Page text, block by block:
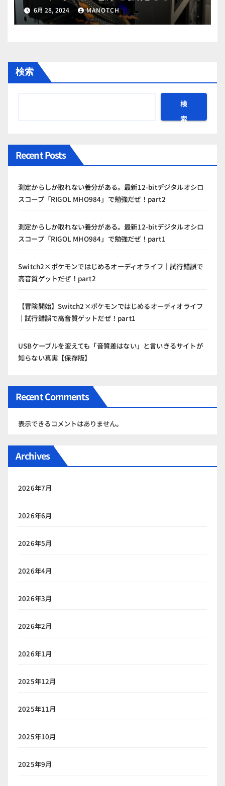
part15
6月 28, 2024 MANOTCH
検索
検
索
Recent Posts
測定からしか取れない養分がある。最新12-bitデジタルオシロ
スコープ「RIGOL MHO984」で勉強だぜ！part2
測定からしか取れない養分がある。最新12-bitデジタルオシロ
スコープ「RIGOL MHO984」で勉強だぜ！part1
Switch2×ポケモンではじめるオーディオライフ｜試行錯誤で
高音質ゲットだぜ！part2
【冒険開始】Switch2×ポケモンではじめるオーディオライフ
｜試行錯誤で高音質ゲットだぜ！part1
USBケーブルを変えても「音質差はない」と言いきるサイトが
知らない真実【保存版】
Recent Comments
表示できるコメントはありません。
Archives
2026年7月
2026年6月
2026年5月
2026年4月
2026年3月
2026年2月
2026年1月
2025年12月
2025年11月
2025年10月
2025年9月